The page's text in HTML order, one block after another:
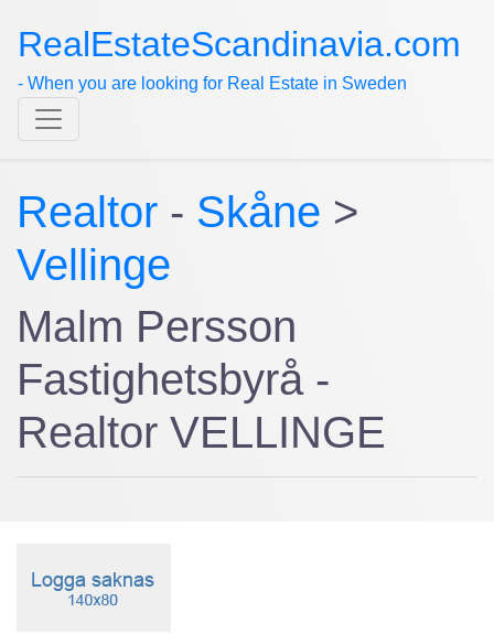
RealEstateScandinavia.com
- When you are looking for Real Estate in Sweden
Realtor - Skåne >
Vellinge
Malm Persson
Fastighetsbyrå -
Realtor VELLINGE